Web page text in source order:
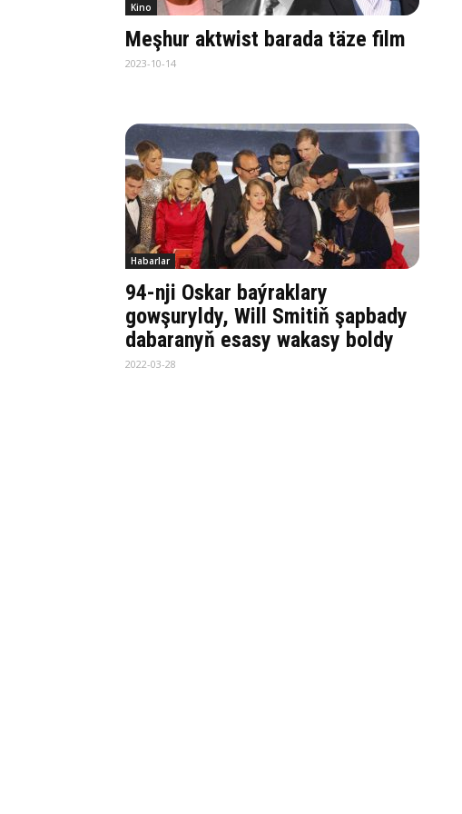
Kino
Meşhur aktwist barada täze film
2023-10-14
Habarlar
94-nji Oskar baýraklary
gowşuryldy, Will Smitiň şapbady
dabaranyň esasy wakasy boldy
2022-03-28